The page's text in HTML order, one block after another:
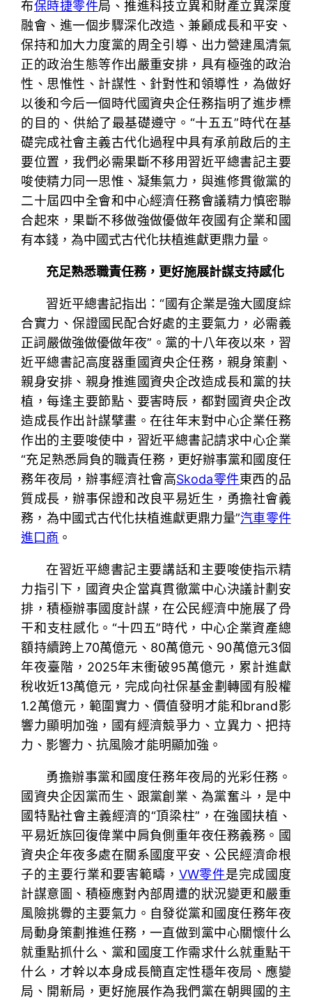
布保時捷零件局、推進科技立異和財產立異深度
融會、進一個步驟深化改造、兼顧成長和平安、
保持和加大力度黨的周全引導、出力營建風清氣
正的政治生態等作出嚴重安排，具有極強的政治
性、思惟性、計謀性、針對性和領導性，為做好
以後和今后一個時代國資央企任務指明了進步標
的目的、供給了最基礎遵守。“十五五”時代在基
礎完成社會主義古代化過程中具有承前啟后的主
要位置，我們必需果斷不移用習近平總書記主要
唆使精力同一思惟、凝集氣力，與進修貫徹黨的
二十屆四中全會和中心經濟任務會議精力慎密聯
合起來，果斷不移做強做優做年夜國有企業和國
有本錢，為中國式古代化扶植進獻更鼎力量。
充足熟悉職責任務，更好施展計謀支持感化
習近平總書記指出：“國有企業是強大國度綜
合實力、保證國民配合好處的主要氣力，必需義
正詞嚴做強做優做年夜”。黨的十八年夜以來，習
近平總書記高度器重國資央企任務，親身策劃、
親身安排、親身推進國資央企改造成長和黨的扶
植，每逢主要節點、要害時辰，都對國資央企改
造成長作出計謀擘畫。在往年末對中心企業任務
作出的主要唆使中，習近平總書記請求中心企業
“充足熟悉肩負的職責任務，更好辦事黨和國度任
務年夜局，辦事經濟社會高Skoda零件東西的品
質成長，辦事保證和改良平易近生，勇擔社會義
務，為中國式古代化扶植進獻更鼎力量”汽車零件
進口商 。
在習近平總書記主要講話和主要唆使指示精
力指引下，國資央企當真貫徹黨中心決議計劃安
排，積極辦事國度計謀，在公民經濟中施展了骨
干和支柱感化。“十四五”時代，中心企業資產總
額持續跨上70萬億元、80萬億元、90萬億元3個
年夜臺階，2025年末衝破95萬億元，累計進獻
稅收近13萬億元，完成向社保基金劃轉國有股權
1.2萬億元，範圍實力、價值發明才能和brand影
響力顯明加強，國有經濟競爭力、立異力、把持
力、影響力、抗風險才能明顯加強。
勇擔辦事黨和國度任務年夜局的光彩任務。
國資央企因黨而生、跟黨創業、為黨奮斗，是中
國特點社會主義經濟的“頂梁柱”，在強國扶植、
平易近族回復偉業中肩負側重年夜任務義務。國
資央企年夜多處在關系國度平安、公民經濟命根
子的主要行業和要害範疇， VW零件是完成國度
計謀意圖、積極應對內部周遭的狀況變更和嚴重
風險挑釁的主要氣力。自發從黨和國度任務年夜
局動身策劃推進任務，一直做到黨中心關懷什么
就重點抓什么、黨和國度工作需求什么就重點干
什么，才幹以本身成長簡直定性穩年夜局、應變
局、開新局，更好施展作為我們黨在朝興國的主